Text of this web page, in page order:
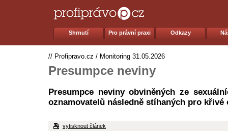
Shrnutí Pro právní praxi Odkazy
// Profipravo.cz / Monitoring 31.05.2026
Presumpce neviny
Presumpce neviny obviněných ze
oznamovatelů následně stíhaných pro křivé
vytisknout článek